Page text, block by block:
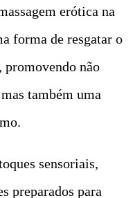
erótica na
forma de resgatar o
não
também uma
sensoriais,
preparados para